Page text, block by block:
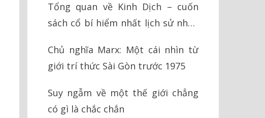
Tổng quan về Kinh Dịch – cuốn
sách cổ bí hiểm nhất lịch sử nhân
Chủ nghĩa Marx: Một cái nhìn từ
giới trí thức Sài Gòn trước 1975
Suy ngẫm về một thế giới chẳng
có gì là chắc chắn